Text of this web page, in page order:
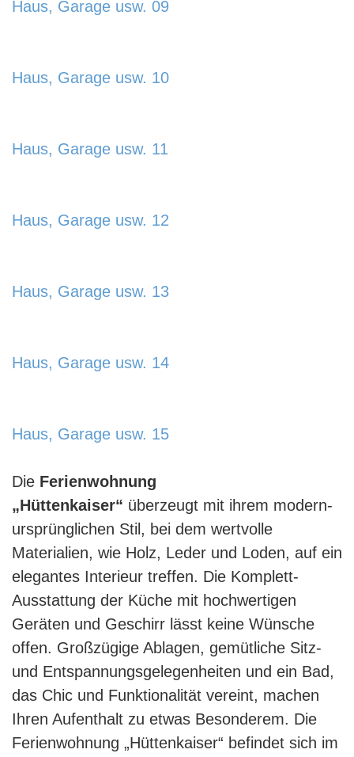
Haus, Garage usw. 09
Haus, Garage usw. 10
Haus, Garage usw. 11
Haus, Garage usw. 12
Haus, Garage usw. 13
Haus, Garage usw. 14
Haus, Garage usw. 15
content/uploads/2024/01/Haus-Garage-
usw.-15-885x580.jpg
Die Ferienwohnung
„Hüttenkaiser“ überzeugt mit ihrem modern-
ursprünglichen Stil, bei dem wertvolle
Materialien, wie Holz, Leder und Loden, auf ein
elegantes Interieur treffen. Die Komplett-
Ausstattung der Küche mit hochwertigen
Geräten und Geschirr lässt keine Wünsche
offen. Großzügige Ablagen, gemütliche Sitz-
und Entspannungsgelegenheiten und ein Bad,
das Chic und Funktionalität vereint, machen
Ihren Aufenthalt zu etwas Besonderem. Die
Ferienwohnung „Hüttenkaiser“ befindet sich im